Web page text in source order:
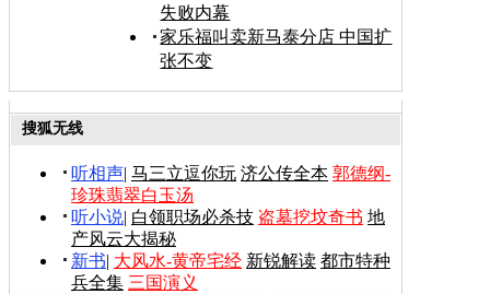
失败内幕
家乐福叫卖新马泰分店 中国扩
张不变
搜狐无线
听相声 马三立逗你玩 济公传全本 郭德纲-
珍珠翡翠白玉汤
听小说 白领职场必杀技 盗墓挖坟奇书 地
产风云大揭秘
新书 大风水-黄帝宅经 新锐解读 都市特种
兵全集 三国演义